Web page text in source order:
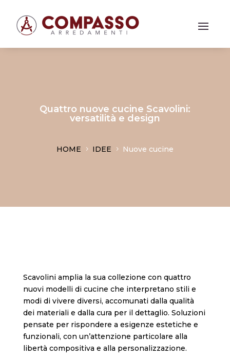
Quattro nuove cucine Scavolini:
versatilità e design
HOME 5 IDEE 5 Nuove cucine
Scavolini amplia la sua collezione con quattro
nuovi modelli di cucine che interpretano stili e
modi di vivere diversi, accomunati dalla qualità
dei materiali e dalla cura per il dettaglio. Soluzioni
pensate per rispondere a esigenze estetiche e
funzionali, con un’attenzione particolare alla
libertà compositiva e alla personalizzazione.